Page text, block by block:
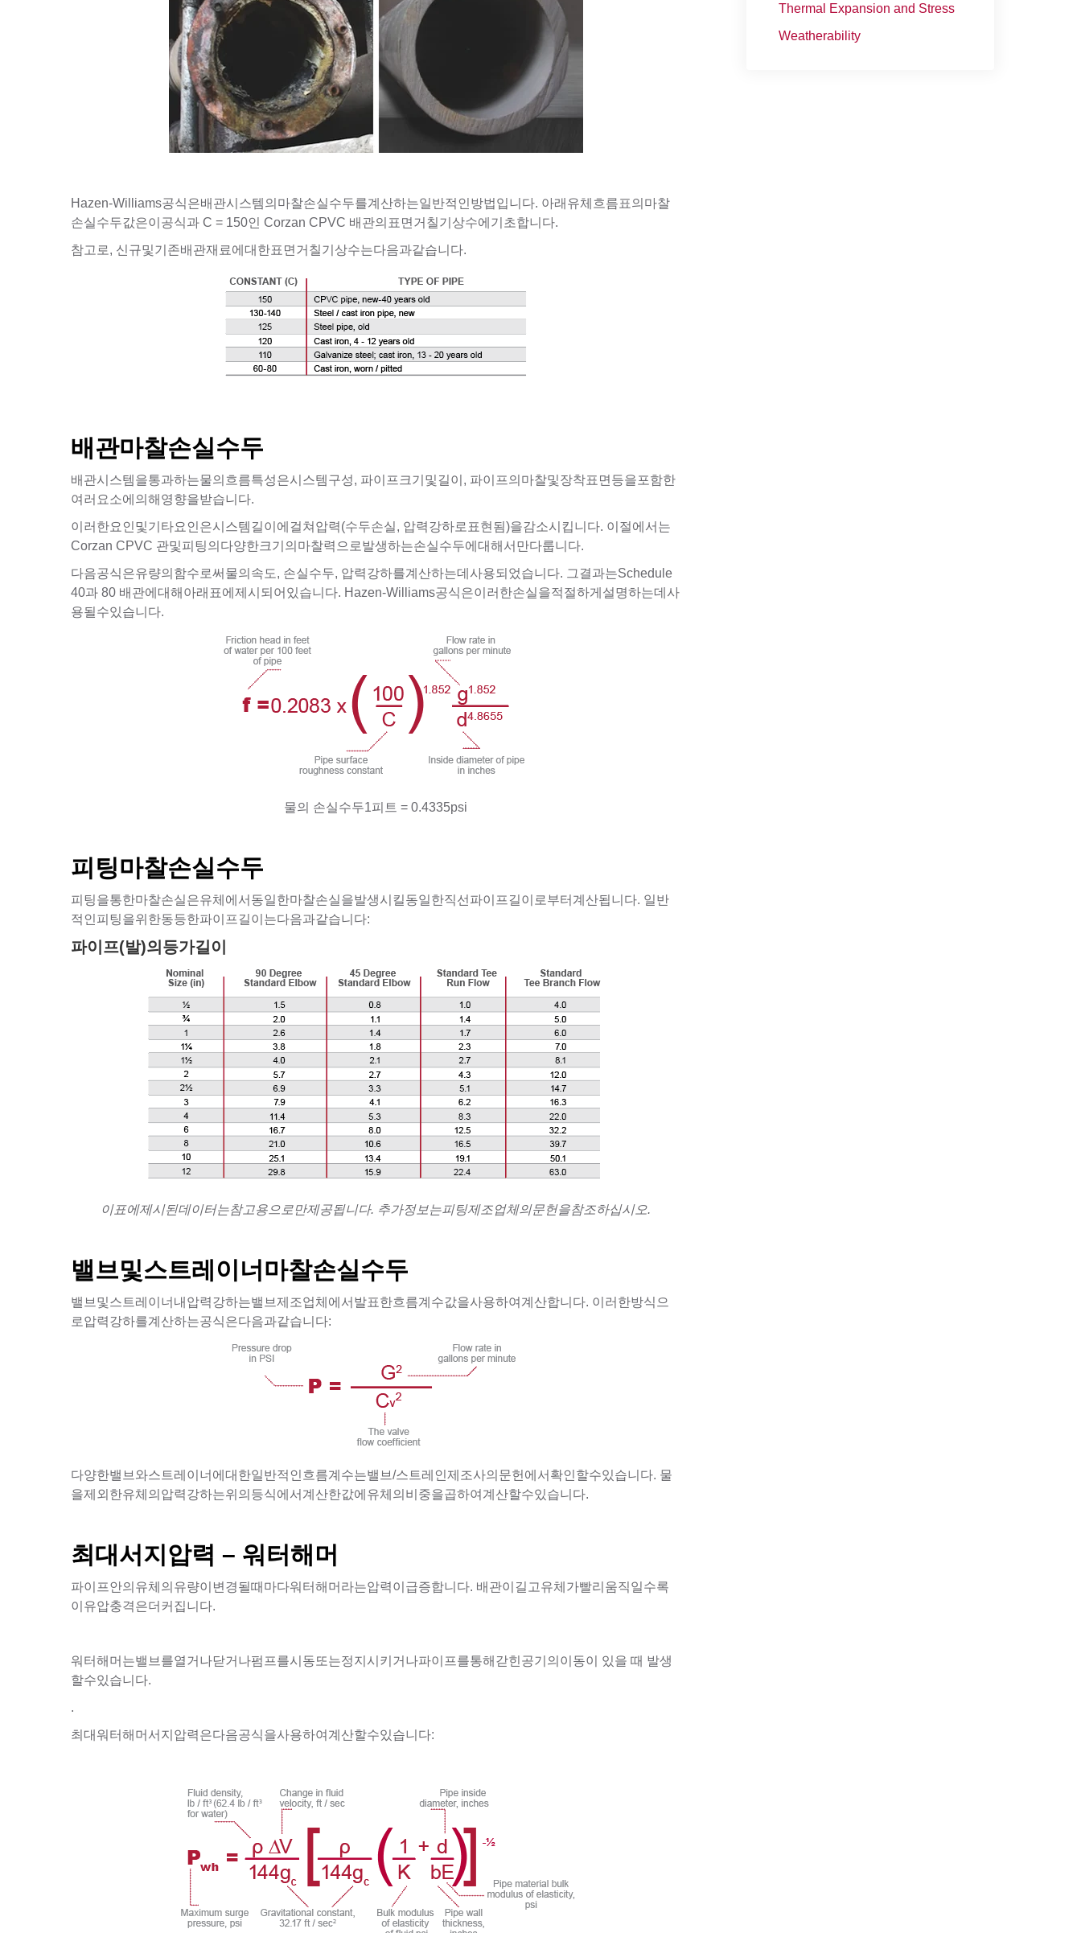
Thermal Expansion and Stress
Weatherability
Hazen-Williams공식은배관시스템의마찰손실수두를계산하는일반적인방법입니다. 아래유체흐름표의마찰
손실수두값은이공식과 C = 150인 Corzan CPVC 배관의표면거칠기상수에기초합니다.
참고로, 신규및기존배관재료에대한표면거칠기상수는다음과같습니다.
배관마찰손실수두
배관시스템을통과하는물의흐름특성은시스템구성, 파이프크기및길이, 파이프의마찰및장착표면등을포함한
여러요소에의해영향을받습니다.
이러한요인및기타요인은시스템길이에걸쳐압력(수두손실, 압력강하로표현됨)을감소시킵니다. 이절에서는
Corzan CPVC 관및피팅의다양한크기의마찰력으로발생하는손실수두에대해서만다룹니다.
다음공식은유량의함수로써물의속도, 손실수두, 압력강하를계산하는데사용되었습니다. 그결과는Schedule
40과 80 배관에대해아래표에제시되어있습니다. Hazen-Williams공식은이러한손실을적절하게설명하는데사
용될수있습니다.
물의 손실수두1피트 = 0.4335psi
피팅마찰손실수두
피팅을통한마찰손실은유체에서동일한마찰손실을발생시킬동일한직선파이프길이로부터계산됩니다. 일반
적인피팅을위한동등한파이프길이는다음과같습니다:
파이프(발)의등가길이
이표에제시된데이터는참고용으로만제공됩니다. 추가정보는피팅제조업체의문헌을참조하십시오.
밸브및스트레이너마찰손실수두
밸브및스트레이너내압력강하는밸브제조업체에서발표한흐름계수값을사용하여계산합니다. 이러한방식으
로압력강하를계산하는공식은다음과같습니다:
다양한밸브와스트레이너에대한일반적인흐름계수는밸브/스트레인제조사의문헌에서확인할수있습니다. 물
을제외한유체의압력강하는위의등식에서계산한값에유체의비중을곱하여계산할수있습니다.
최대서지압력 – 워터해머
파이프안의유체의유량이변경될때마다워터해머라는압력이급증합니다. 배관이길고유체가빨리움직일수록
이유압충격은더커집니다.
워터해머는밸브를열거나닫거나펌프를시동또는정지시키거나파이프를통해갇힌공기의이동이 있을 때 발생
할수있습니다.
.
최대워터해머서지압력은다음공식을사용하여계산할수있습니다: